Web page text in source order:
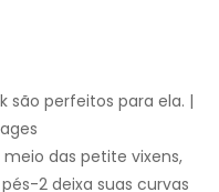
são perfeitos para ela. |
das petite vixens,
2 deixa suas curvas